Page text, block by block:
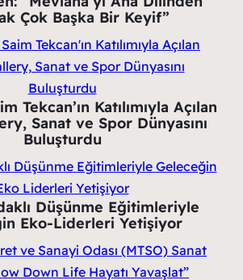
Çok Başka Bir Keyif”
Tekcan’ın Katılımıyla Açılan
Sanat ve Spor Dünyasını
Buluşturdu
Düşünme Eğitimleriyle
Eko-Liderleri Yetişiyor